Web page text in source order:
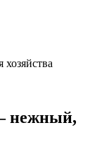
нежный,